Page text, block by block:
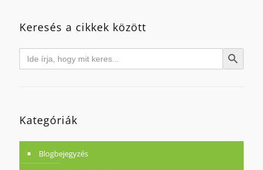
Keresés a cikkek között
Search
for: Search Button
Kategóriák
Blogbejegyzés